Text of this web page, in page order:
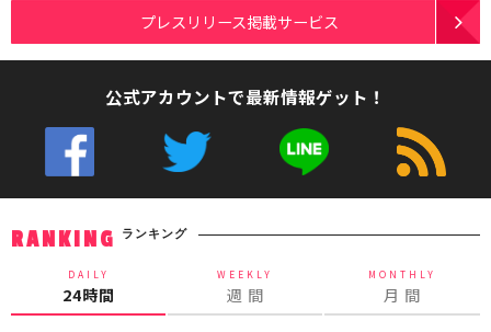
プレスリリース掲載サービス
公式アカウントで最新情報ゲット！
RANKING ランキング
DAILY
24時間
WEEKLY
週 間
MONTHLY
月 間